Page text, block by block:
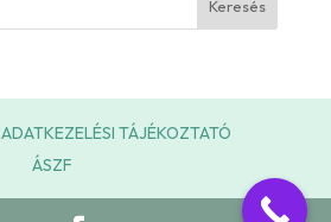
ADATKEZELÉSI TÁJÉKOZTATÓ
ÁSZF